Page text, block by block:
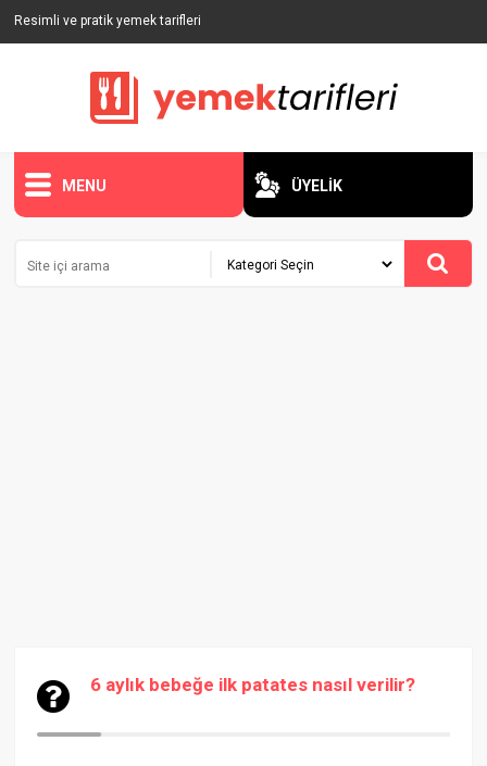
Resimli ve pratik yemek tarifleri
MENU ÜYELİK
6 aylık bebeğe ilk patates nasıl verilir?